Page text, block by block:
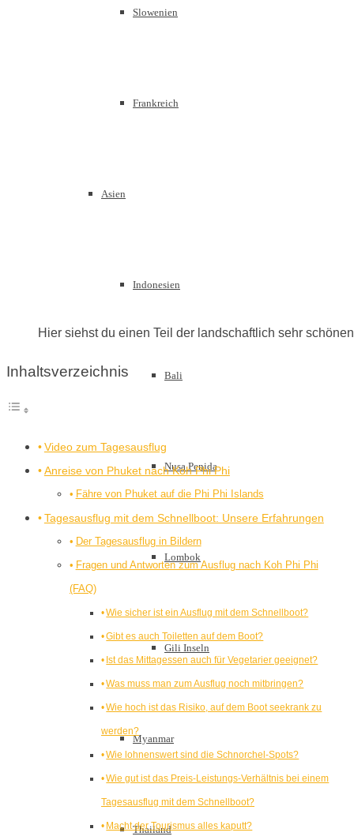
Slowenien
Frankreich
Asien
Indonesien
Bali
Nusa Penida
Lombok
Gili Inseln
Myanmar
Thailand
Hier siehst du einen Teil der landschaftlich sehr
Inhaltsverzeichnis
Video zum Tagesausflug
Anreise von Phuket nach Koh Phi Phi
Fähre von Phuket auf die Phi Phi Islands
Tagesausflug mit dem Schnellboot: Unsere Erfahrungen
Der Tagesausflug in Bildern
Fragen und Antworten zum Ausflug nach Koh Phi Phi
(FAQ)
Wie sicher ist ein Ausflug mit dem Schnellboot?
Gibt es auch Toiletten auf dem Boot?
Ist das Mittagessen auch für Vegetarier geeignet?
Was muss man zum Ausflug noch mitbringen?
Wie hoch ist das Risiko, auf dem Boot seekrank zu
werden?
Wie lohnenswert sind die Schnorchel-Spots?
Wie gut ist das Preis-Leistungs-Verhältnis bei einem
Tagesausflug mit dem Schnellboot?
Macht der Tourismus alles kaputt?